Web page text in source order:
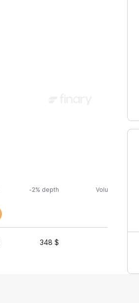
-2% depth Volume (24h)
348 $